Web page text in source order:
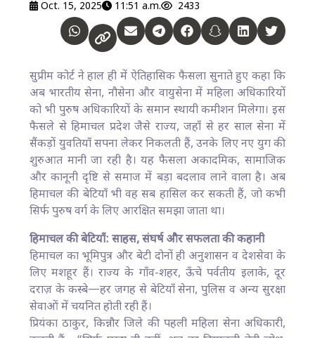
Oct. 15, 2025 11:51 a.m. 2433
सुप्रीम कोर्ट ने हाल ही में ऐतिहासिक फैसला सुनाते हुए कहा कि
अब भारतीय सेना, नौसेना और वायुसेना में महिला अधिकारियों
को भी पुरुष अधिकारियों के समान स्थायी कमीशन मिलेगा। इस
फैसले से हिमाचल प्रदेश जैसे राज्य, जहाँ से हर साल सेना में
सैंकड़ों युवतियाँ सपना लेकर निकलती हैं, उनके लिए नए युग की
शुरुआत मानी जा रही है। यह फैसला अकादमिक, सामाजिक
और कानूनी दृष्टि से समाज में बड़ा बदलाव लाने वाला है। अब
हिमाचल की बेटियाँ भी वह सब हासिल कर सकती हैं, जो कभी
सिर्फ पुरुष वर्ग के लिए आरक्षित समझा जाता था।
हिमाचल की बेटियाँ: साहस, संघर्ष और सफलता की कहानी
हिमाचल का भूमिपुत्र और बेटी दोनों ही अनुशासन व देशसेवा के
लिए मशहूर हैं। राज्य के गाँव-शहर, ऊँचे पर्वतीय इलाके, दूर
दराज़ के कस्बे—हर जगह से बेटियाँ सेना, पुलिस व अन्य सुरक्षा
सेवाओं में चयनित होती रही हैं।
प्रियंका ठाकुर, किन्नौर जिले की पहली महिला सेना अधिकारी,